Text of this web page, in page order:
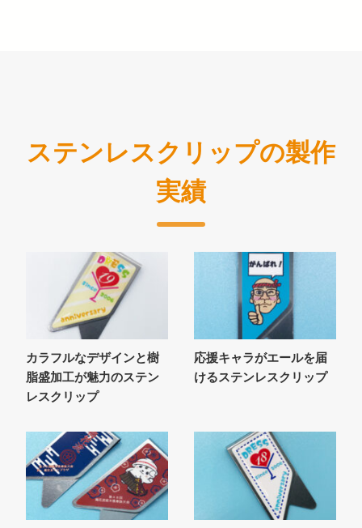
ステンレスクリップの製作
実績
カラフルなデザインと樹
脂盛加工が魅力のステン
レスクリップ
応援キャラがエールを届
けるステンレスクリップ